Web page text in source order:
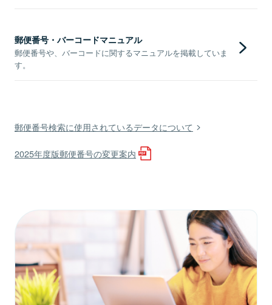
郵便番号・バーコードマニュアル
郵便番号や、バーコードに関するマニュアルを掲載していま
す。
郵便番号検索に使用されているデータについて
2025年度版郵便番号の変更案内